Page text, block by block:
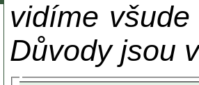
vidíme
Důvody jsou